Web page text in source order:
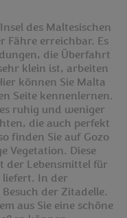
des Maltesischen
Fähre erreichbar. Es
die Überfahrt
klein ist, arbeiten
können Sie Malta
Seite kennenlernen.
ruhig und weniger
die auch perfekt
finden Sie auf Gozo
Vegetation. Diese
der Lebensmittel für
liefert. In der
der Zitadelle.
aus Sie eine schöne